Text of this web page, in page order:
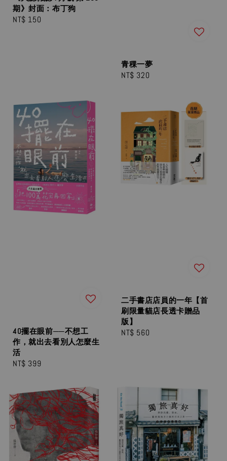
期》封面：布丁狗
Regular
NT$ 150
青稞一夢
Regular
NT$ 320
40擺在眼前──不想工
作，就出去看別人怎麼生
活
Regular
NT$ 399
二手書店店員的一年【首
刷限量貓店長透卡贈品
版】
Regular
NT$ 560